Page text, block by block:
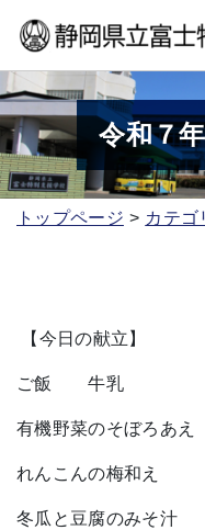
令和７
トップページ カテゴ
【今日の献立】
ご飯 牛乳
有機野菜のそぼろあえ
れんこんの梅和え
冬瓜と豆腐のみそ汁